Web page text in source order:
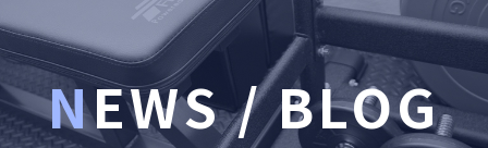
NEWS / BLOG